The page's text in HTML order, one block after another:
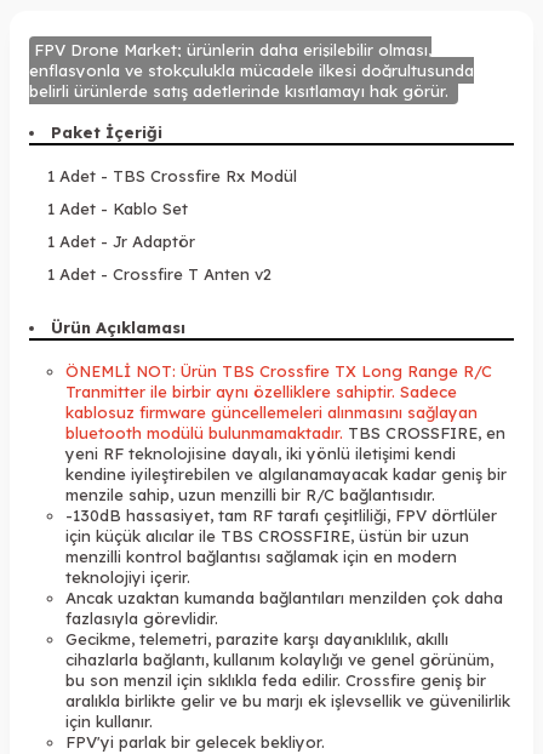
FPV Drone Market; ürünlerin daha erişilebilir olması,
enflasyonla ve stokçulukla mücadele ilkesi doğrultusunda
belirli ürünlerde satış adetlerinde kısıtlamayı hak görür.
Paket İçeriği
1 Adet - TBS Crossfire Rx Modül
1 Adet - Kablo Set
1 Adet - Jr Adaptör
1 Adet - Crossfire T Anten v2
Ürün Açıklaması
ÖNEMLİ NOT: Ürün TBS Crossfire TX Long Range R/C
Tranmitter ile birbir aynı özelliklere sahiptir. Sadece
kablosuz firmware güncellemeleri alınmasını sağlayan
bluetooth modülü bulunmamaktadır. TBS CROSSFIRE, en
yeni RF teknolojisine dayalı, iki yönlü iletişimi kendi
kendine iyileştirebilen ve algılanamayacak kadar geniş bir
menzile sahip, uzun menzilli bir R/C bağlantısıdır.
-130dB hassasiyet, tam RF tarafı çeşitliliği, FPV dörtlüler
için küçük alıcılar ile TBS CROSSFIRE, üstün bir uzun
menzilli kontrol bağlantısı sağlamak için en modern
teknolojiyi içerir.
Ancak uzaktan kumanda bağlantıları menzilden çok daha
fazlasıyla görevlidir.
Gecikme, telemetri, parazite karşı dayanıklılık, akıllı
cihazlarla bağlantı, kullanım kolaylığı ve genel görünüm,
bu son menzil için sıklıkla feda edilir. Crossfire geniş bir
aralıkla birlikte gelir ve bu marjı ek işlevsellik ve güvenilirlik
için kullanır.
FPV'yi parlak bir gelecek bekliyor.